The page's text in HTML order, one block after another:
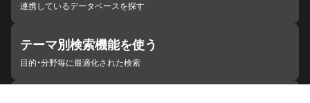
連携しているデータベースを探す
テーマ別検索機能を使う
目的・分野毎に最適化された検索